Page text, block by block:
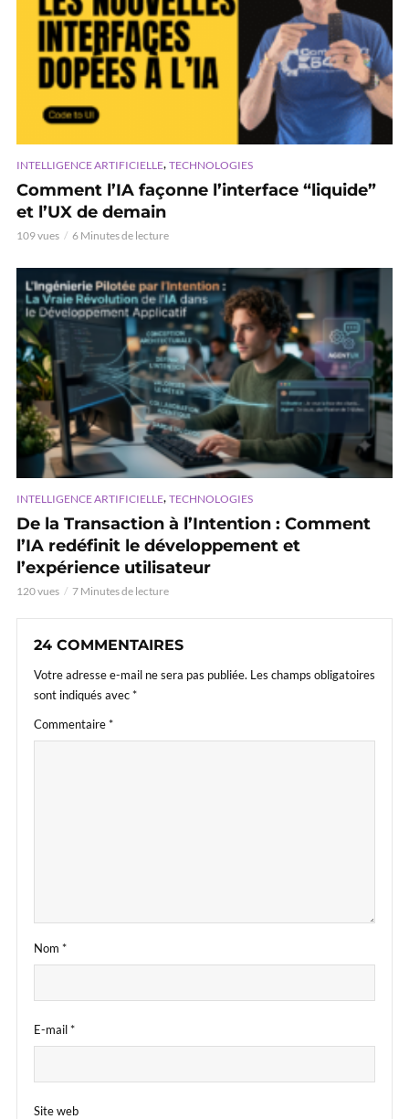
INTELLIGENCE ARTIFICIELLE, TECHNOLOGIES
Comment l’IA façonne l’interface “liquide”
et l’UX de demain
109 vues 6 Minutes de lecture
INTELLIGENCE ARTIFICIELLE, TECHNOLOGIES
De la Transaction à l’Intention : Comment
l’IA redéfinit le développement et
l’expérience utilisateur
120 vues 7 Minutes de lecture
24 COMMENTAIRES
Votre adresse e-mail ne sera pas publiée. Les champs obligatoires
sont indiqués avec*
Commentaire*
Nom *
E-mail*
Site web